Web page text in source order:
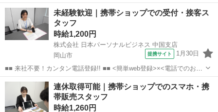
なので、すぐに高収入!! 社員登用制度もあるので、ゆくゆくは社員に
なんてキャリアアップも目指せます!! ■■ 来社不要！カンタン電話登
録!! ■■...
岡山 赤磐市 店長
未経験歓迎｜携帯ショップでの受付・接客ス
タッフ
時給1,200円
株式会社 日本パーソナルビジネス 中国支店
岡山市
提携サイト 1月30日
■■ 来社不要！カンタン電話登録!! ■■ <簡単web登録>×<電話でのお仕
事紹介> で、来社なくお仕事探しが可能です♪ 基本情報を入力したら
電話で希望を伝えるだけでOK★ 営業、ラウンダー、事務のお仕事も
あります♪ ご希...
岡山 岡山市 店長
連休取得可能｜携帯ショップでのスマホ・携
帯販売スタッフ
時給1,260円